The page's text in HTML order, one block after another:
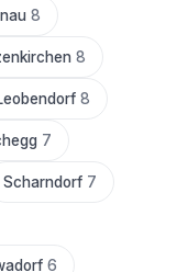
8
8
8
7
Scharndorf 7
6